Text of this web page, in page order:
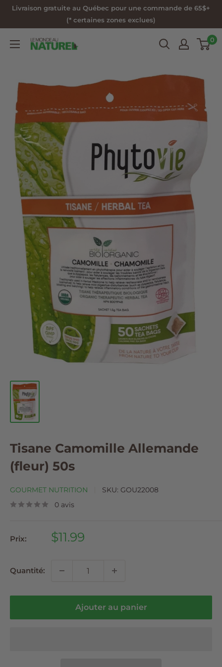
PasserLivraison gratuite au Québec pour une commande de 65$+
(* certaines zones exclues)
Le
Naturel
0
Tisane Camomille Allemande
(fleur) 50s
GOURMET NUTRITION SKU: GOU22008
0 avis
Prix:
Prix
$11.99
Quantité:
Ajouter au panier